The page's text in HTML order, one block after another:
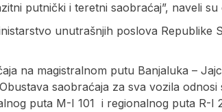
putnički i teretni saobraćaj”, naveli su
unutrašnjih poslova Republike
na magistralnom putu Banjaluka –
saobraćaja za sva vozila
puta M-I 101 i regionalnog puta R-I